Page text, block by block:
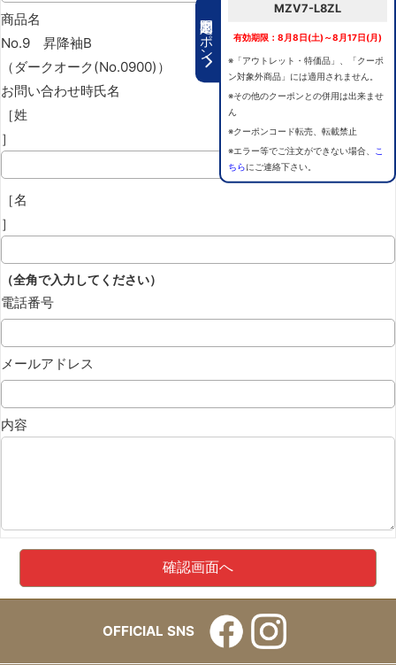
期間限定クーポン
MZV7-L8ZL
有効期限：8月8日(土)～8月17日(月)
※「アウトレット・特価品」、「クーポ
ン対象外商品」には適用されません。
※その他のクーポンとの併用は出来ませ
ん
※クーポンコード転売、転載禁止
※エラー等でご注文ができない場合、
こ
ちらにご連絡下さい。
商品名
No.9 昇降袖B
（ダークオーク(No.0900)）
お問い合わせ時氏名
［姓
］
［名
］
（全角で入力してください）
電話番号
メールアドレス
内容
OFFICIAL SNS